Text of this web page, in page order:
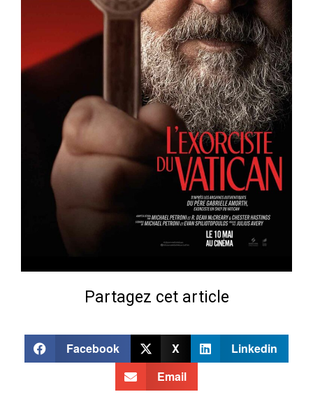
Partagez cet article
Facebook X
Linkedin
Email